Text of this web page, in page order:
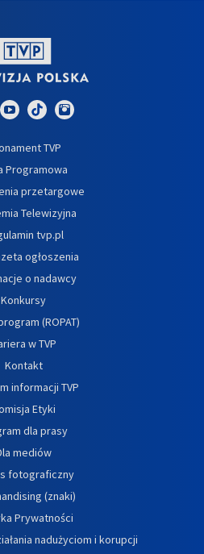
TVP
Programowa
przetargowe
Telewizyjna
tvp.pl
ogłoszenia
o nadawcy
Konkursy
(ROPAT)
w TVP
Kontakt
informacji TVP
Etyki
dla prasy
mediów
fotograficzny
(znaki)
Prywatności
nadużyciom i korupcji